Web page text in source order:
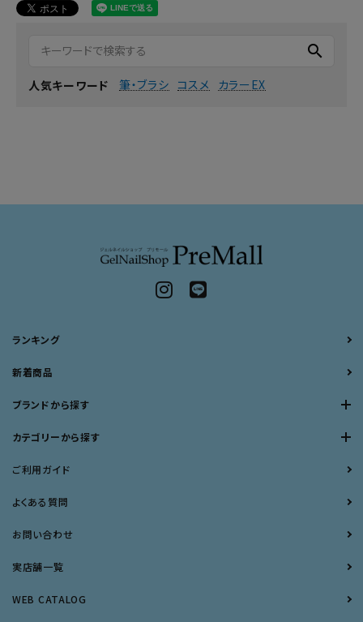
search
人気キーワード 筆・ブラシ コスメ カラーEX
ランキング
新着商品
ブランドから探す
カテゴリーから探す
ご利用ガイド
よくある質問
お問い合わせ
実店舗一覧
WEB CATALOG